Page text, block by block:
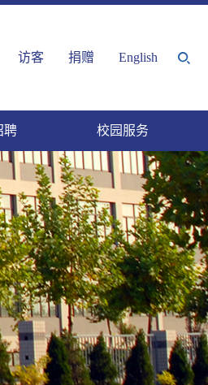
English
捐赠
访客
山商标识 | 网上校史馆
聘 校园服务